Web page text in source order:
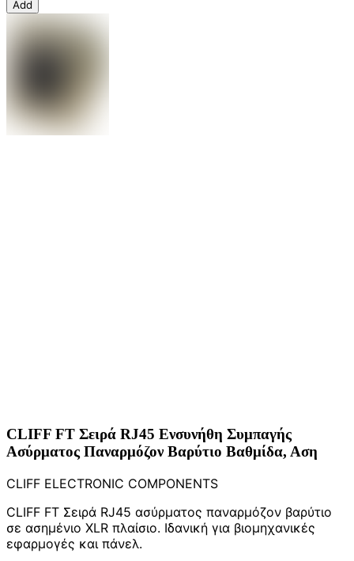
Add
CLIFF FT Σειρά RJ45 Ενσυνήθη Συμπαγής
Ασύρματος Παναρμόζον Βαρύτιο Βαθμίδα, Αση
CLIFF ELECTRONIC COMPONENTS
CLIFF FT Σειρά RJ45 ασύρματος παναρμόζον βαρύτιο
σε ασημένιο XLR πλαίσιο. Ιδανική για βιομηχανικές
εφαρμογές και πάνελ.